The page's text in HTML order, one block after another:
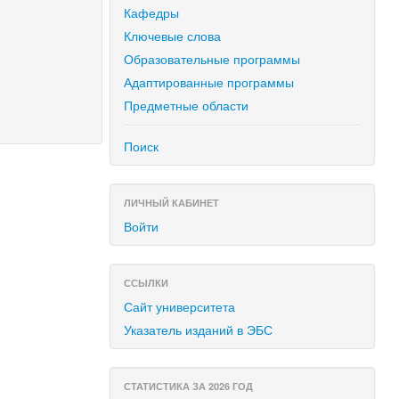
Кафедры
Ключевые слова
Образовательные программы
Адаптированные программы
Предметные области
Поиск
ЛИЧНЫЙ КАБИНЕТ
Войти
ССЫЛКИ
Сайт университета
Указатель изданий в ЭБС
СТАТИСТИКА ЗА 2026 ГОД